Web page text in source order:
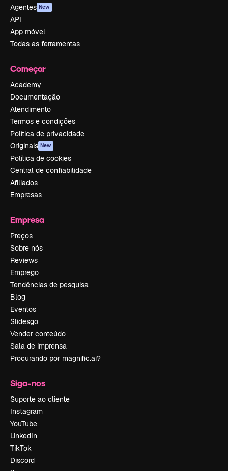
Agentes New
API
App móvel
Todas as ferramentas
Começar
Academy
Documentação
Atendimento
Termos e condições
Política de privacidade
Originais New
Política de cookies
Central de confiabilidade
Afiliados
Empresas
Empresa
Preços
Sobre nós
Reviews
Emprego
Tendências de pesquisa
Blog
Eventos
Slidesgo
Vender conteúdo
Sala de imprensa
Procurando por magnific.ai?
Siga-nos
Suporte ao cliente
Instagram
YouTube
LinkedIn
TikTok
Discord